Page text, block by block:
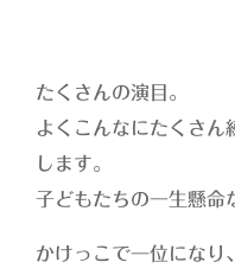
たくさんの演目。
よくこんなにたくさん
します。
子どもたちの一生懸命
かけっこで一位になり